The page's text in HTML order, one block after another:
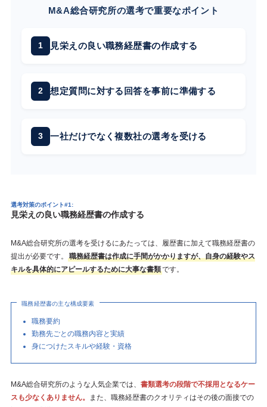
M&A総合研究所の選考で重要なポイント
見栄えの良い職務経歴書の作成する
想定質問に対する回答を事前に準備する
一社だけでなく複数社の選考を受ける
選考対策のポイント#1:
見栄えの良い職務経歴書の作成する
M&A総合研究所の選考を受けるにあたっては、履歴書に加えて職務経歴書の
提出が必要です。
職務経歴書は作成に手間がかかりますが、自身の経験やス
キルを具体的にアピールするために大事な書類です。
職務経歴書の主な構成要素
職務要約
勤務先ごとの職務内容と実績
身につけたスキルや経験・資格
M&A総合研究所のような人気企業では、 書類選考の段階で不採用となるケー
スも少なくありません。
また、職務経歴書のクオリティはその後の面接での